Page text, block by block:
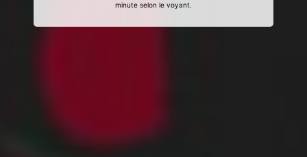
minute selon le voyant.